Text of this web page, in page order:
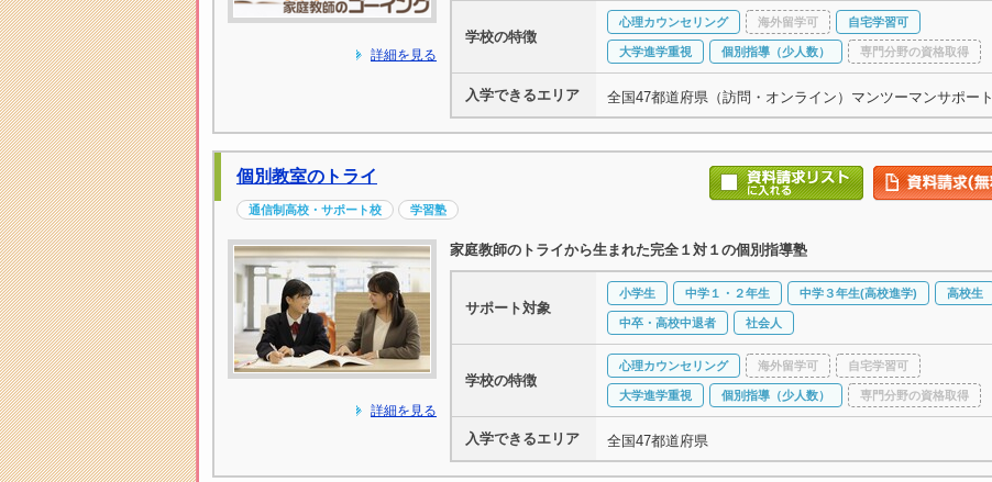
詳細を見る
学校の特徴
心理カウンセリング 海外留学可 自宅学習可
大学進学重視 個別指導（少人数） 専門分野の資格取得
入学できるエリア 全国47都道府県（訪問・オンライン）マンツーマンサポート
個別教室のトライ
通信制高校・サポート校 学習塾
詳細を見る
家庭教師のトライから生まれた完全１対１の個別指導塾
サポート対象
小学生 中学１・２年生 中学３年生(高校進学) 高校生
中卒・高校中退者 社会人
学校の特徴
心理カウンセリング 海外留学可 自宅学習可
大学進学重視 個別指導（少人数） 専門分野の資格取得
入学できるエリア 全国47都道府県